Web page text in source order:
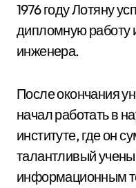
1976 году Лотяну
дипломную работу
инженера.
После окончания
начал работать в
институте, где он
талантливый
информационным